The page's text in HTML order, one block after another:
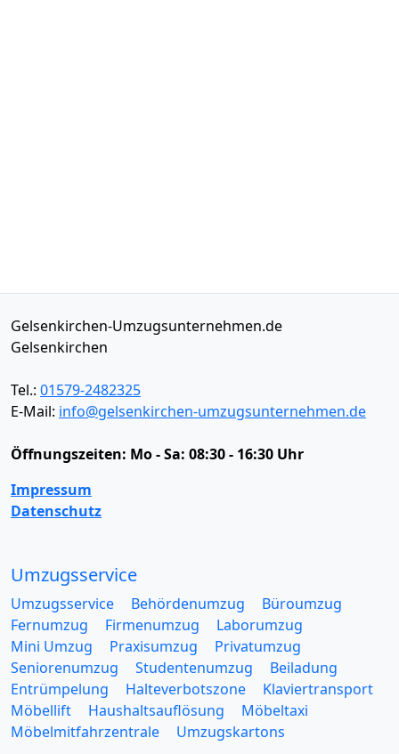
Gelsenkirchen-Umzugsunternehmen.de
Gelsenkirchen
Tel.: 01579-2482325
E-Mail: info@gelsenkirchen-umzugsunternehmen.de
Öffnungszeiten: Mo - Sa: 08:30 - 16:30 Uhr
Impressum
Datenschutz
Umzugsservice
Umzugsservice Behördenumzug
Büroumzug
Fernumzug
Firmenumzug
Laborumzug
Mini Umzug
Praxisumzug
Privatumzug
Seniorenumzug
Studentenumzug
Beiladung
Entrümpelung
Halteverbotszone
Klaviertransport
Möbellift
Haushaltsauflösung
Möbeltaxi
Möbelmitfahrzentrale
Umzugskartons